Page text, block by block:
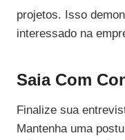
projetos. Isso
interessado na
Saia Com
Finalize sua
Mantenha uma